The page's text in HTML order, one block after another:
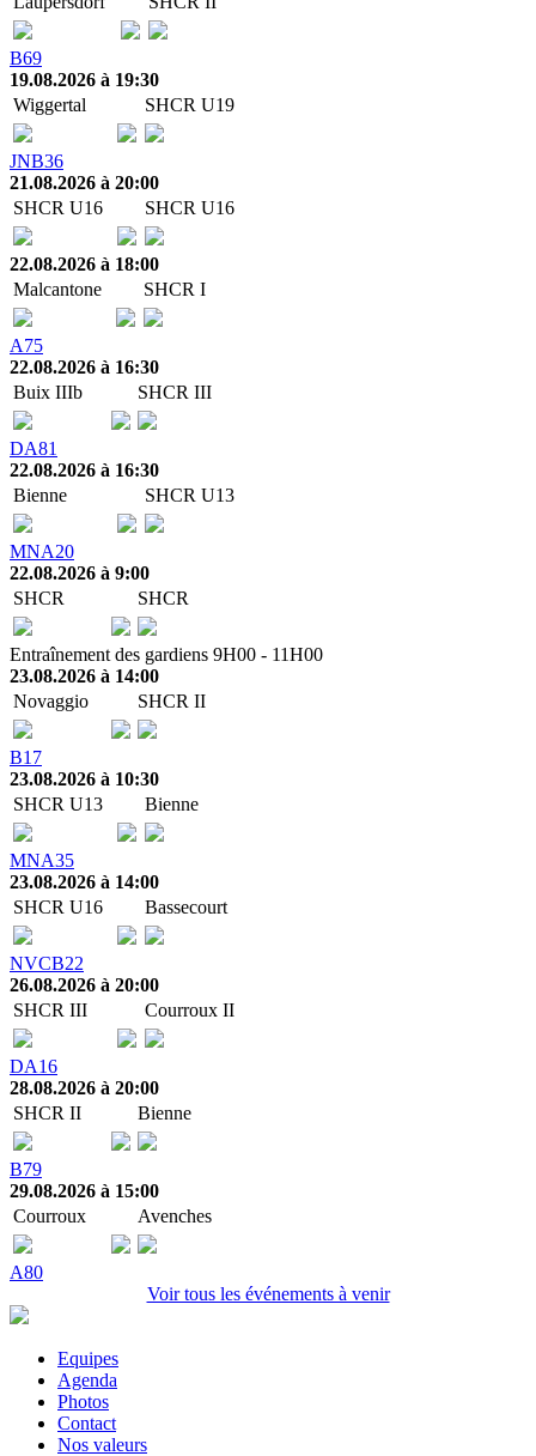
B69
19.08.2026 à 19:30
Wiggertal
SHCR U19
JNB36
21.08.2026 à 20:00
SHCR U16
SHCR U16
22.08.2026 à 18:00
Malcantone
SHCR I
A75
22.08.2026 à 16:30
Buix IIIb
SHCR III
DA81
22.08.2026 à 16:30
Bienne
SHCR U13
MNA20
22.08.2026 à 9:00
SHCR
SHCR
Entraînement des gardiens 9H00 - 11H00
23.08.2026 à 14:00
Novaggio
SHCR II
B17
23.08.2026 à 10:30
SHCR U13
Bienne
MNA35
23.08.2026 à 14:00
SHCR U16
Bassecourt
NVCB22
26.08.2026 à 20:00
SHCR III
Courroux II
DA16
28.08.2026 à 20:00
SHCR II
Bienne
B79
29.08.2026 à 15:00
Courroux
Avenches
A80
Voir tous les événements à venir
Equipes
Agenda
Photos
Contact
Nos valeurs